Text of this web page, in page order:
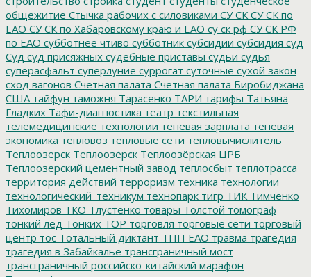
общежитие Стычка рабочих с силовиками СУ СК СУ СК по
ЕАО СУ СК по Хабаровскому краю и ЕАО су ск рф СУ СК РФ
по ЕАО субботнее чтиво субботник субсидии субсидия суд
Суд суд присяжных судебные приставы судьи судья
суперасфальт суперлуние суррогат суточные сухой закон
сход вагонов Счетная палата Счетная палата Биробиджана
США тайфун таможня Тарасенко ТАРИ тарифы Татьяна
Гладких Тафи-диагностика театр текстильная
телемедицинские технологии теневая зарплата теневая
экономика тепловоз тепловые сети тепловычислитель
Теплоозерск Теплоозёрск Теплоозёрская ЦРБ
Теплоозерский цементный завод теплосбыт теплотрасса
территория действий терроризм техника технологии
технологический_техникум технопарк тигр ТИК Тимченко
Тихомиров ТКО Тлустенко товары Толстой томограф
тонкий лед Тонких ТОР торговля торговые сети торговый
центр тос Тотальный диктант ТПП ЕАО травма трагедия
трагедия в Забайкалье трансграничный мост
трансграничный российско-китайский марафон